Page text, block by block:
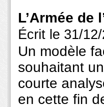
L’Armée de
Écrit le 31/
Un modèle
souhaitant
courte
en cette fin